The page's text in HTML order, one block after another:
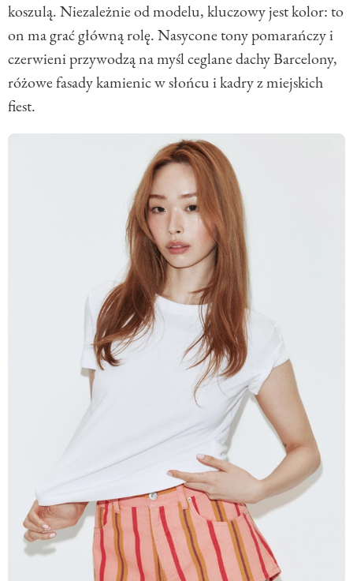
koszulą. Niezależnie od modelu, kluczowy jest kolor: to
on ma grać główną rolę. Nasycone tony pomarańczy i
czerwieni przywodzą na myśl ceglane dachy Barcelony,
różowe fasady kamienic w słońcu i kadry z miejskich
fiest.